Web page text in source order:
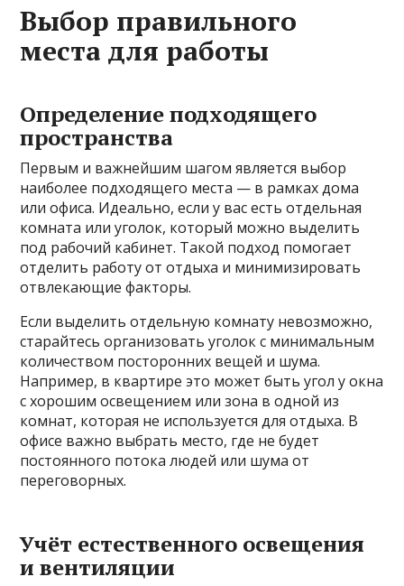
Выбор правильного
места для работы
Определение подходящего
пространства
Первым и важнейшим шагом является выбор
наиболее подходящего места — в рамках дома
или офиса. Идеально, если у вас есть отдельная
комната или уголок, который можно выделить
под рабочий кабинет. Такой подход помогает
отделить работу от отдыха и минимизировать
отвлекающие факторы.
Если выделить отдельную комнату невозможно,
старайтесь организовать уголок с минимальным
количеством посторонних вещей и шума.
Например, в квартире это может быть угол у окна
с хорошим освещением или зона в одной из
комнат, которая не используется для отдыха. В
офисе важно выбрать место, где не будет
постоянного потока людей или шума от
переговорных.
Учёт естественного освещения
и вентиляции